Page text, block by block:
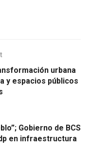
urbana
y espacios públicos
Gobierno de BCS
en infraestructura